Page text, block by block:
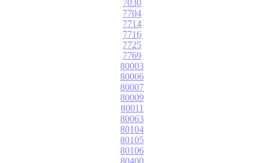
7030
7704
7714
7716
7725
7769
80003
80006
80007
80009
80011
80063
80104
80105
80106
80400